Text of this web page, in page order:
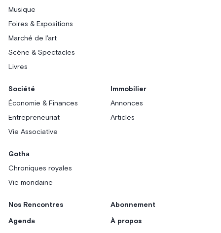
Musique
Foires & Expositions
Marché de l'art
Scène & Spectacles
Livres
Société
Économie & Finances
Entrepreneuriat
Vie Associative
Immobilier
Annonces
Articles
Gotha
Chroniques royales
Vie mondaine
Nos Rencontres
Agenda
Abonnement
À propos